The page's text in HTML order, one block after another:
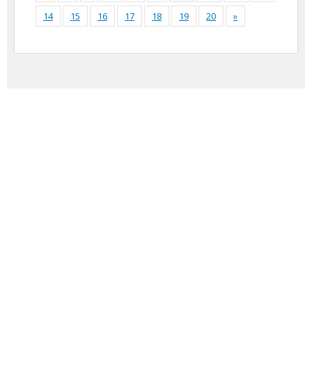
14
15 16 17 18 19 20 »